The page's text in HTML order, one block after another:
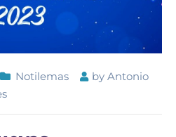
Notilemas by Antonio